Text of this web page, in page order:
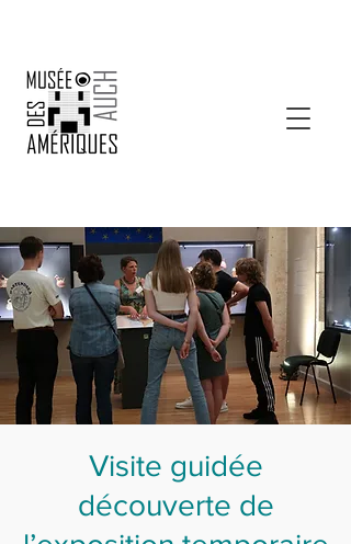
Visite guidée
découverte de